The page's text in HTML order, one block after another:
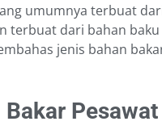
umumnya terbuat
terbuat dari bahan
jenis bahan
Pesawat